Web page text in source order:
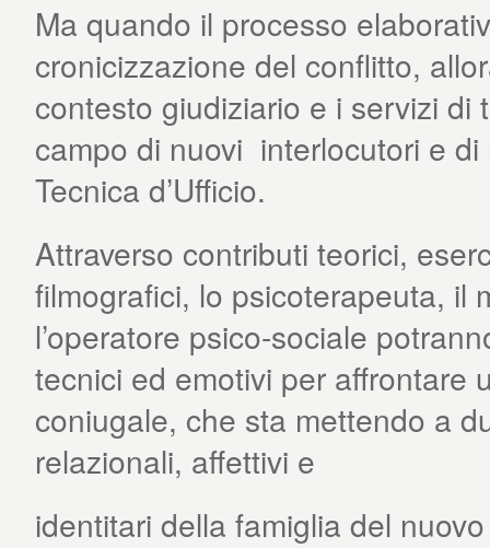
Ma quando il processo
cronicizzazione del conflitto,
contesto giudiziario e i servizi
campo di nuovi interlocutori e
Tecnica d’Ufficio.
Attraverso contributi teorici,
filmografici, lo psicoterapeuta, il
l’operatore psico-sociale
tecnici ed emotivi per affrontare
coniugale, che sta mettendo a
relazionali, affettivi e
identitari della famiglia del